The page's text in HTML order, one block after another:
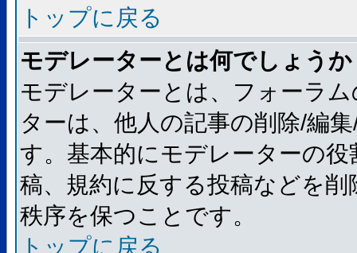
トップに戻る
モデレーターとは何でしょうか
モデレーターとは、フォーラ
ターは、他人の記事の削除/編
す。基本的にモデレーターの
稿、規約に反する投稿などを
秩序を保つことです。
トップに戻る